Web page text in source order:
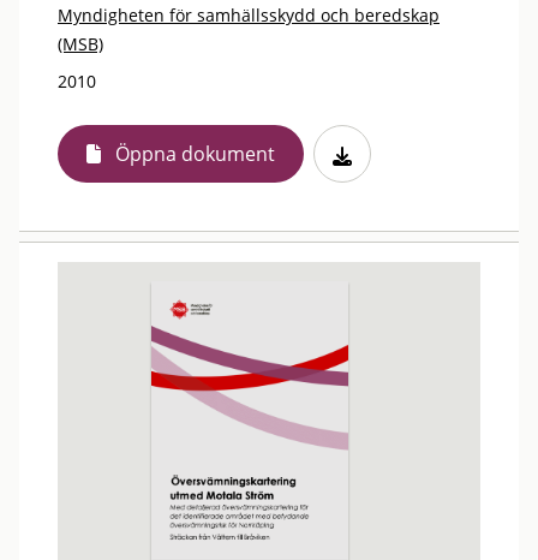
Myndigheten för samhällsskydd och beredskap
(MSB)
2010
Öppna dokument